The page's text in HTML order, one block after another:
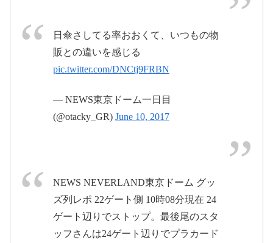
pic.twitter.com/FxLxIIbHym
年6月8日
2017年6月10日
2017年6月11日
2017年6月
11日
2017
年6月10日
日傘さしてる率おおくて、いつもの物
販との違いを感じる
pic.twitter.com/DNCtj9FRBN
— NEWS東京ドーム一日目
(@otacky_GR) June 10, 2017
NEWS NEVERLAND東京ドーム グッ
ズ列レポ 22ゲート側 10時08分現在 24
ゲート辺りでストップ。最後尾のスタ
ッフさんは24ゲート辺りでプラカード